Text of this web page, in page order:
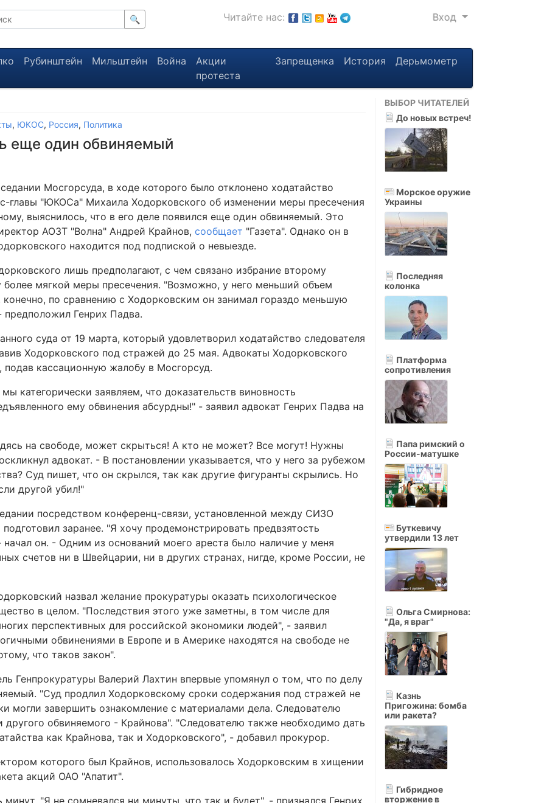
🔍 Читайте нас: Вход
Рубинштейн Мильштейн Война
Акции
протеста
Запрещенка История Дерьмометр
, ЮКОС, Россия, Политика
еще один обвиняемый
Мосгорсуда, в ходе которого было отклонено ходатайство
главы "ЮКОСа" Михаила Ходорковского об изменении меры пресечения
выяснилось, что в его деле появился еще один обвиняемый. Это
АОЗТ "Волна" Андрей Крайнов, сообщает "Газета". Однако он в
находится под подпиской о невыезде.
лишь предполагают, с чем связано избрание второму
мягкой меры пресечения. "Возможно, у него меньший объем
конечно, по сравнению с Ходорковским он занимал гораздо меньшую
предположил Генрих Падва.
суда от 19 марта, который удовлетворил ходатайство следователя
Ходорковского под стражей до 25 мая. Адвокаты Ходорковского
подав кассационную жалобу в Мосгорсуд.
категорически заявляем, что доказательств виновность
ему обвинения абсурдны!" - заявил адвокат Генрих Падва на
на свободе, может скрыться! А кто не может? Все могут! Нужны
адвокат. - В постановлении указывается, что у него за рубежом
Суд пишет, что он скрылся, так как другие фигуранты скрылись. Но
другой убил!"
посредством конференц-связи, установленной между СИЗО
заранее. "Я хочу продемонстрировать предвзятость
он. - Одним из оснований моего ареста было наличие у меня
счетов ни в Швейцарии, ни в других странах, нигде, кроме России, не
назвал желание прокуратуры оказать психологическое
в целом. "Последствия этого уже заметны, в том числе для
перспективных для российской экономики людей", - заявил
обвинениями в Европе и в Америке находятся на свободе не
что таков закон".
Генпрокуратуры Валерий Лахтин впервые упомянул о том, что по делу
"Суд продлил Ходорковскому сроки содержания под стражей не
могли завершить ознакомление с материалами дела. Следователю
обвиняемого - Крайнова". "Следователю также необходимо дать
как Крайнова, так и Ходорковского", - добавил прокурор.
которого был Крайнов, использовалось Ходорковским в хищении
акций ОАО "Апатит".
"Я не сомневался ни минуты, что так и будет", - признался Генрих
ВЫБОР ЧИТАТЕЛЕЙ
До новых встреч!
Морское оружие
Украины
Последняя
колонка
Платформа
сопротивления
Папа римский о
России-матушке
Буткевичу
утвердили 13 лет
Ольга Смирнова:
"Да, я враг"
Казнь
Пригожина: бомба
или ракета?
Гибридное
вторжение в